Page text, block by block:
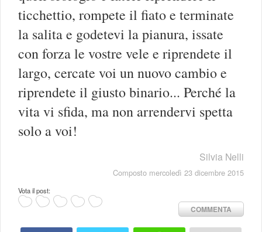
ticchettio, rompete il fiato e terminate
la salita e godetevi la pianura, issate
con forza le vostre vele e riprendete il
largo, cercate voi un nuovo cambio e
riprendete il giusto binario... Perché la
vita vi sfida, ma non arrendervi spetta
solo a voi!
Silvia Nelli
Composto mercoledì 23 dicembre 2015
Vota il post:
COMMENTA